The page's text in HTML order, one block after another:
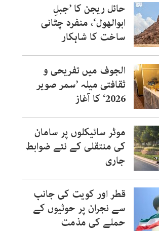
حائل ریجن کا ’جبلِ
ابوالھول‘، منفرد چٹانی
ساخت کا شاہکار
الجوف میں تفریحی و
ثقافتی میلہ ’سمر صویر
2026‘ کا آغاز
موٹر سائیکلوں پر سامان
کی منتقلی کے نئے ضوابط
جاری
قطر اور کویت کی جانب
سے نجران پر حوثیوں کے
حملے کی مذمت